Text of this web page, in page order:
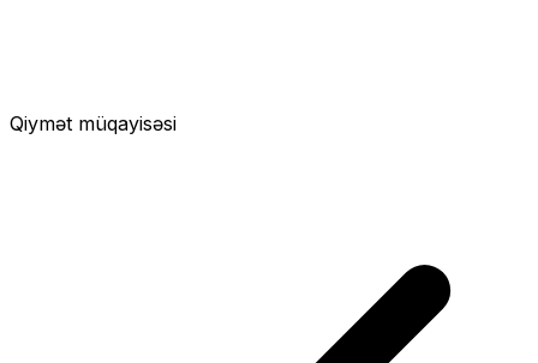
Qiymət müqayisəsi